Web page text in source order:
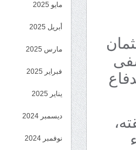
مايو 2025
أبريل 2025
مارس 2025
فبراير 2025
يناير 2025
ديسمبر 2024
نوفمبر 2024